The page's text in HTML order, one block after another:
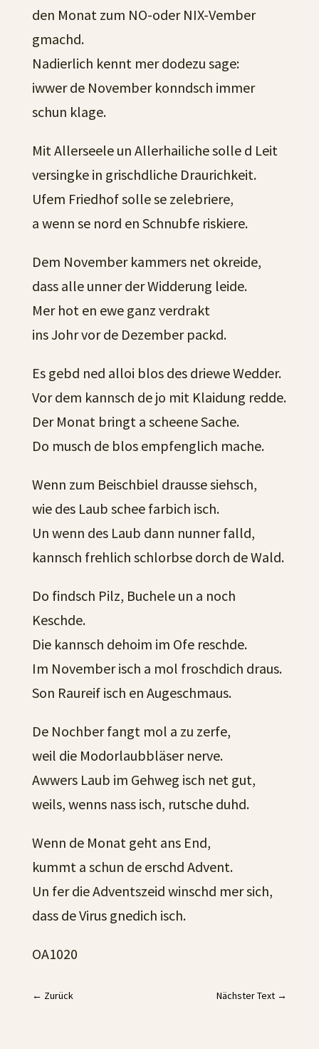
den Monat zum NO-oder NIX-Vember
gmachd.
Nadierlich kennt mer dodezu sage:
iwwer de November konndsch immer
schun klage.
Mit Allerseele un Allerhailiche solle d Leit
versingke in grischdliche Draurichkeit.
Ufem Friedhof solle se zelebriere,
a wenn se nord en Schnubfe riskiere.
Dem November kammers net okreide,
dass alle unner der Widderung leide.
Mer hot en ewe ganz verdrakt
ins Johr vor de Dezember packd.
Es gebd ned alloi blos des driewe Wedder.
Vor dem kannsch de jo mit Klaidung redde.
Der Monat bringt a scheene Sache.
Do musch de blos empfenglich mache.
Wenn zum Beischbiel drausse siehsch,
wie des Laub schee farbich isch.
Un wenn des Laub dann nunner falld,
kannsch frehlich schlorbse dorch de Wald.
Do findsch Pilz, Buchele un a noch
Keschde.
Die kannsch dehoim im Ofe reschde.
Im November isch a mol froschdich draus.
Son Raureif isch en Augeschmaus.
De Nochber fangt mol a zu zerfe,
weil die Modorlaubbläser nerve.
Awwers Laub im Gehweg isch net gut,
weils, wenns nass isch, rutsche duhd.
Wenn de Monat geht ans End,
kummt a schun de erschd Advent.
Un fer die Adventszeid winschd mer sich,
dass de Virus gnedich isch.
OA1020
← Zurück Nächster Text →